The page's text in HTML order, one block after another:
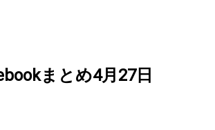
まとめ4月27日